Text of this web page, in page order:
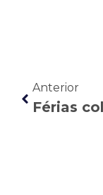
Anterior